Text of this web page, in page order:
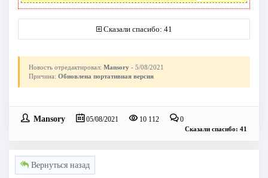
Сказали спасибо: 41
Новость отредактировал: Mansory- 5/08/2021
Причина: Обновлена портативная версия
Mansory 05/08/2021 10 112 0
Сказали спасибо: 41
Вернуться назад